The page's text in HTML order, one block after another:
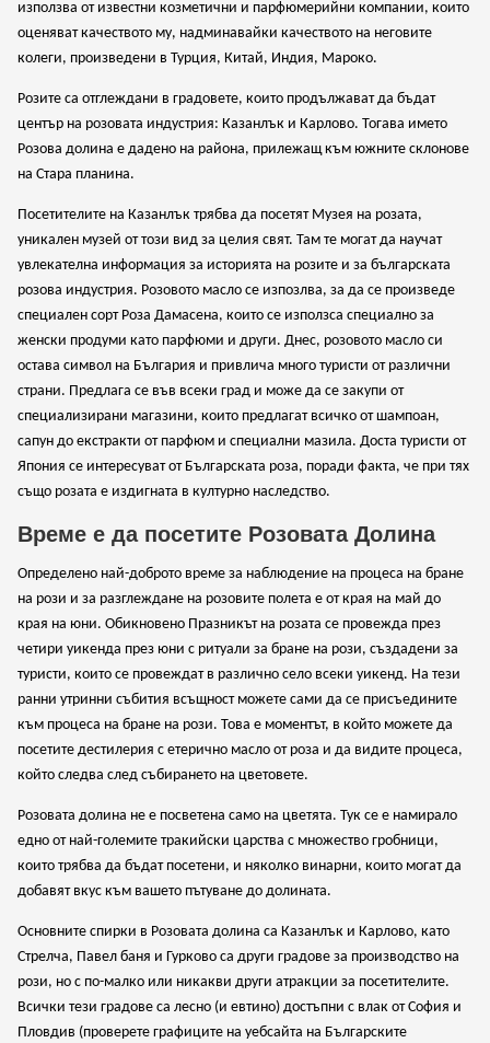
използва от известни козметични и парфюмерийни компании, които
оценяват качеството му, надминавайки качеството на неговите
колеги, произведени в Турция, Китай, Индия, Мароко.
Розите са отглеждани в градовете, които продължават да бъдат
център на розовата индустрия: Казанлък и Карлово. Тогава името
Розова долина е дадено на района, прилежащ към южните склонове
на Стара планина.
Посетителите на Казанлък трябва да посетят Музея на розата,
уникален музей от този вид за целия свят. Там те могат да научат
увлекателна информация за историята на розите и за българската
розова индустрия. Розовото масло се изпозлва, за да се произведе
специален сорт Роза Дамасена, които се използса специално за
женски продуми като парфюми и други. Днес, розовото масло си
остава символ на България и привлича много туристи от различни
страни. Предлага се във всеки град и може да се закупи от
специализирани магазини, които предлагат всичко от шампоан,
сапун до екстракти от парфюм и специални мазила. Доста туристи от
Япония се интересуват от Българската роза, поради факта, че при тях
също розата е издигната в културно наследство.
Време е да посетите Розовата Долина
Определено най-доброто време за наблюдение на процеса на бране
на рози и за разглеждане на розовите полета е от края на май до
края на юни. Обикновено Празникът на розата се провежда през
четири уикенда през юни с ритуали за бране на рози, създадени за
туристи, които се провеждат в различно село всеки уикенд. На тези
ранни утринни събития всъщност можете сами да се присъедините
към процеса на бране на рози. Това е моментът, в който можете да
посетите дестилерия с етерично масло от роза и да видите процеса,
който следва след събирането на цветовете.
Розовата долина не е посветена само на цветята. Тук се е намирало
едно от най-големите тракийски царства с множество гробници,
които трябва да бъдат посетени, и няколко винарни, които могат да
добавят вкус към вашето пътуване до долината.
Основните спирки в Розовата долина са Казанлък и Карлово, като
Стрелча, Павел баня и Гурково са други градове за производство на
рози, но с по-малко или никакви други атракции за посетителите.
Всички тези градове са лесно (и евтино) достъпни с влак от София и
Пловдив (проверете графиците на уебсайта на Българските